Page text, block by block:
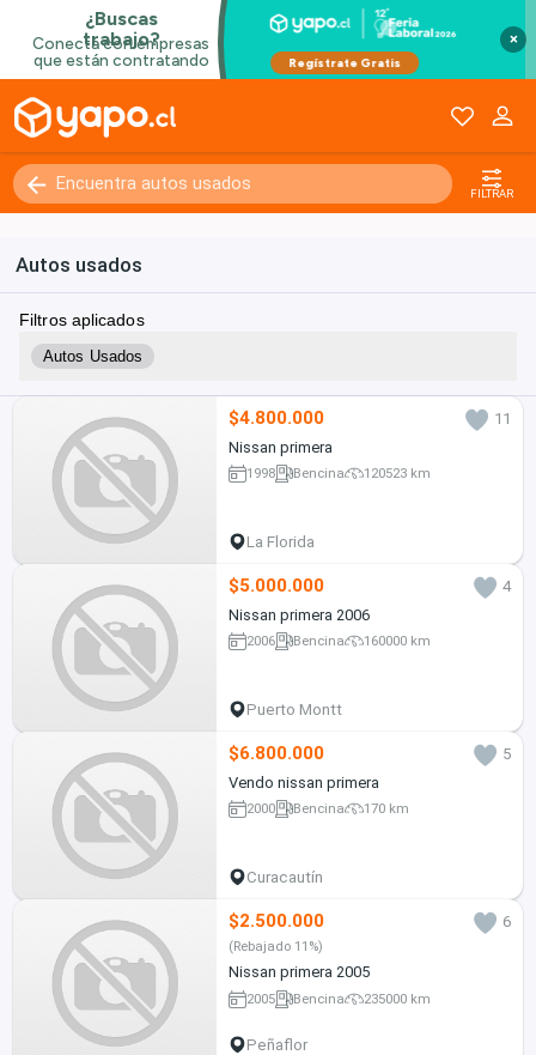
×
FILTRAR
Autos usados
Filtros aplicados
Autos Usados
$4.800.000
11
Nissan primera
1998 Bencina 120523 km
La Florida
$5.000.000
4
Nissan primera 2006
2006 Bencina 160000 km
Puerto Montt
$6.800.000
5
Vendo nissan primera
2000 Bencina 170 km
Curacautín
$2.500.000 6
(Rebajado 11%)
Nissan primera 2005
2005 Bencina 235000 km
Peñaflor